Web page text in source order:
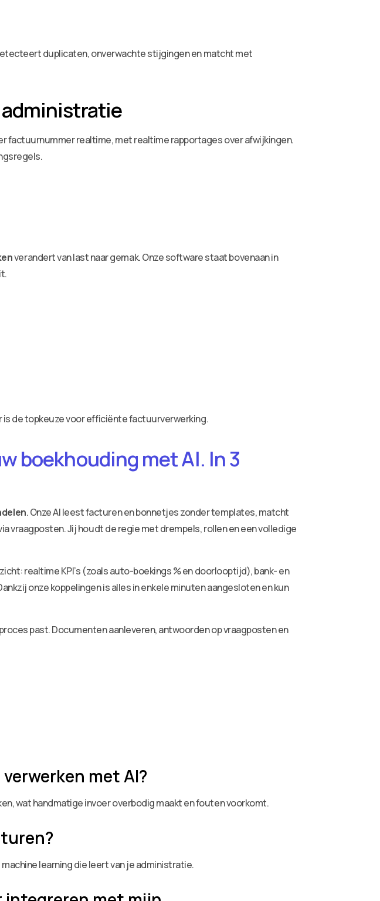
duplicaten, onverwachte stijgingen en matcht met
administratie
factuurnummer realtime, met realtime rapportages over afwijkingen.
verandert van last naar gemak. Onze software staat bovenaan in
de topkeuze voor efficiënte factuurverwerking.
boekhouding met AI. In 3
. Onze AI leest facturen en bonnetjes zonder templates, matcht
vraagposten. Jij houdt de regie met drempels, rollen en een volledige
realtime KPI’s (zoals auto-boekings % en doorlooptijd), bank- en
onze koppelingen is alles in enkele minuten aangesloten en kun
past. Documenten aanleveren, antwoorden op vraagposten en
met AI?
wat handmatige invoer overbodig maakt en fouten voorkomt.
learning die leert van je administratie.